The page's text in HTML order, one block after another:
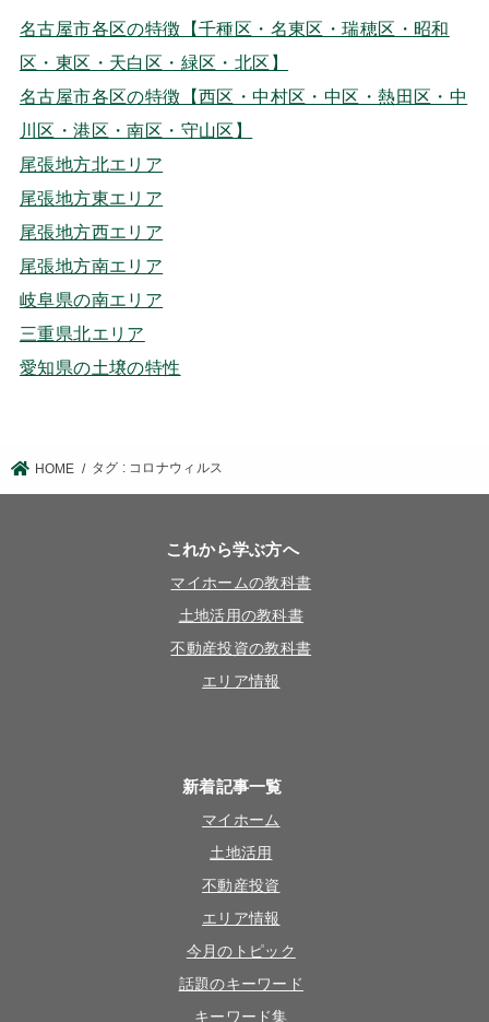
名古屋市各区の特徴【千種区・名東区・瑞穂区・昭和
区・東区・天白区・緑区・北区】
名古屋市各区の特徴【西区・中村区・中区・熱田区・中
川区・港区・南区・守山区】
尾張地方北エリア
尾張地方東エリア
尾張地方西エリア
尾張地方南エリア
岐阜県の南エリア
三重県北エリア
愛知県の土壌の特性
HOME タグ : コロナウィルス
これから学ぶ方へ
マイホームの教科書
土地活用の教科書
不動産投資の教科書
エリア情報
新着記事一覧
マイホーム
土地活用
不動産投資
エリア情報
今月のトピック
話題のキーワード
キーワード集